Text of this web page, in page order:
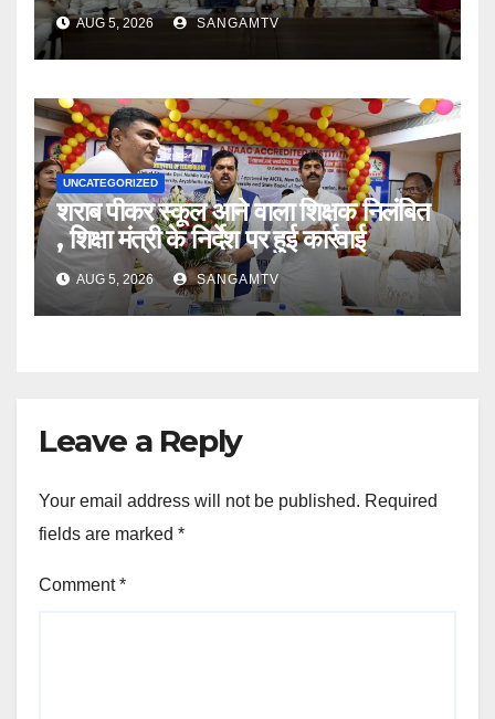
AUG 5, 2026 SANGAMTV
UNCATEGORIZED
शराब पीकर स्कूल आने वाला शिक्षक निलंबित
, शिक्षा मंत्री के निर्देश पर हुई कार्रवाई
AUG 5, 2026 SANGAMTV
Leave a Reply
Your email address will not be published. Required
fields are marked *
Comment*